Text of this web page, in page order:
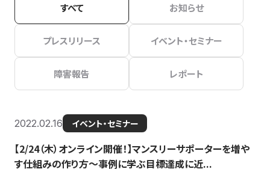
すべて お知らせ
プレスリリース イベント・セミナー
障害報告 レポート
2022.02.16 イベント・セミナー
【2/24（木）オンライン開催！】マンスリーサポーターを増や
す仕組みの作り方〜事例に学ぶ目標達成に近...